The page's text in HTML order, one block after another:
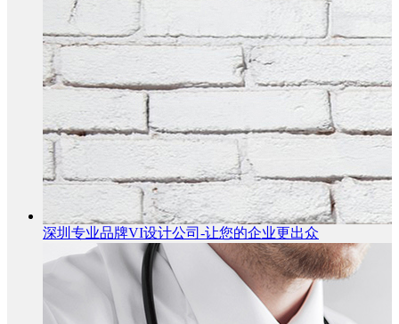
深圳专业品牌VI设计公司-让您的企业更出众